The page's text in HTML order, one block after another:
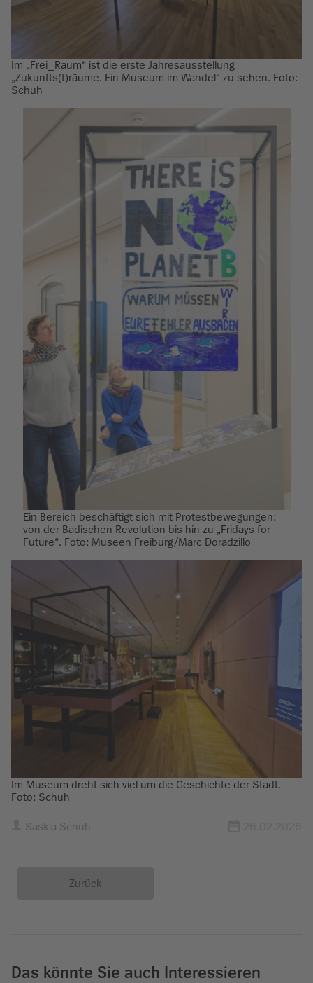
Im „Frei_Raum“ ist die erste Jahresausstellung
„Zukunfts(t)räume. Ein Museum im Wandel“ zu sehen. Foto:
Schuh
Ein Bereich beschäftigt sich mit Protestbewegungen:
von der Badischen Revolution bis hin zu „Fridays for
Future“. Foto: Museen Freiburg/Marc Doradzillo
Im Museum dreht sich viel um die Geschichte der Stadt.
Foto: Schuh
Saskia Schuh
Zurück
Das könnte Sie auch Interessieren